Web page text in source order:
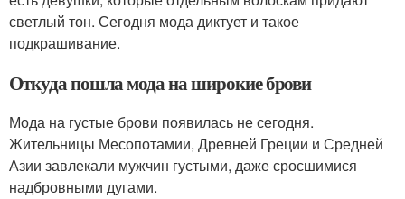
светлый тон. Сегодня мода диктует и такое
подкрашивание.
Откуда пошла мода на широкие брови
Мода на густые брови появилась не сегодня.
Жительницы Месопотамии, Древней Греции и Средней
Азии завлекали мужчин густыми, даже сросшимися
надбровными дугами.